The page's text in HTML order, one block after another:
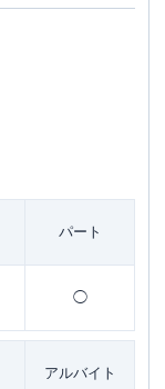
パート
◯
アルバイト